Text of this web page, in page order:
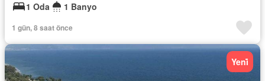
1 Oda
1 Banyo
1 gün, 8 saat önce
Yeni̇